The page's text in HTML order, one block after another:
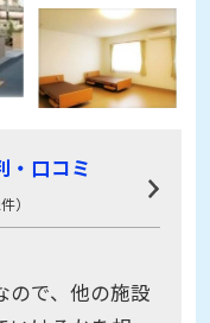
・口コミ
）
ので、他の施設